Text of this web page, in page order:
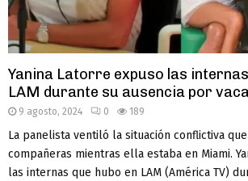
Yanina Latorre expuso las
LAM durante su ausencia por
9 agosto, 2024 0 189
La panelista ventiló la situación conflictiva
compañeras mientras ella estaba en Miami.
las internas que hubo en LAM (América TV)